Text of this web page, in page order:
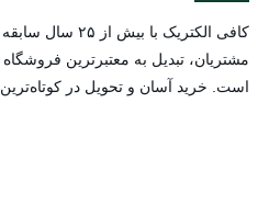
کافی الکتریک با
مشتریان، تبدیل به معتبرترین
است. خرید آسان و تحویل در